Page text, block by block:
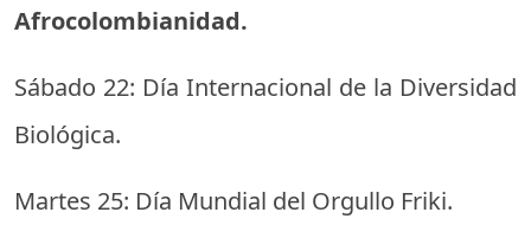
Afrocolombianidad.
Sábado 22: Día Internacional de la Diversidad
Biológica.
Martes 25: Día Mundial del Orgullo Friki.